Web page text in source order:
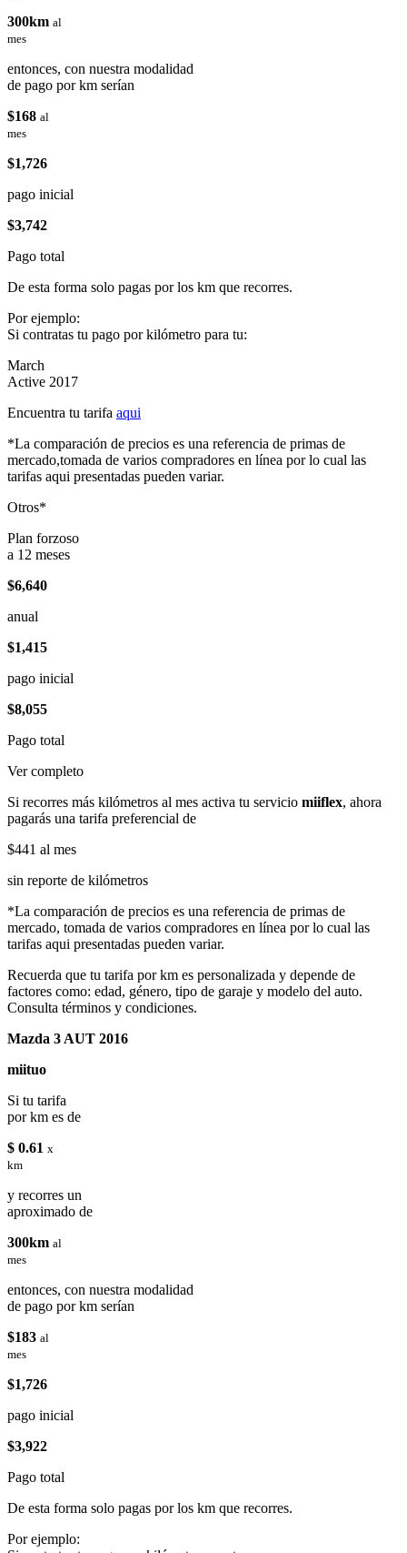
300km al
mes
entonces, con nuestra modalidad
de pago por km serían
$168 al
mes
$1,726
pago inicial
$3,742
Pago total
De esta forma solo pagas por los km que recorres.
Por ejemplo:
Si contratas tu pago por kilómetro para tu:
March
Active 2017
Encuentra tu tarifa aqui
*La comparación de precios es una referencia de primas de
mercado,tomada de varios compradores en línea por lo cual las
tarifas aqui presentadas pueden variar.
Otros*
Plan forzoso
a 12 meses
$6,640
anual
$1,415
pago inicial
$8,055
Pago total
Ver completo
Si recorres más kilómetros al mes activa tu servicio miiflex, ahora
pagarás una tarifa preferencial de
$441 al mes
sin reporte de kilómetros
*La comparación de precios es una referencia de primas de
mercado, tomada de varios compradores en línea por lo cual las
tarifas aqui presentadas pueden variar.
Recuerda que tu tarifa por km es personalizada y depende de
factores como: edad, género, tipo de garaje y modelo del auto.
Consulta términos y condiciones.
Mazda 3 AUT 2016
miituo
Si tu tarifa
por km es de
$ 0.61 x
km
y recorres un
aproximado de
300km al
mes
entonces, con nuestra modalidad
de pago por km serían
$183 al
mes
$1,726
pago inicial
$3,922
Pago total
De esta forma solo pagas por los km que recorres.
Por ejemplo: